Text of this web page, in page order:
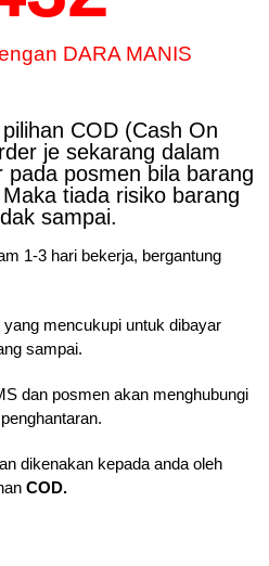
DARA MANIS
COD (Cash On
je sekarang dalam
posmen bila barang
tiada risiko barang
sampai.
1-3 hari bekerja, bergantung
mencukupi untuk dibayar
sampai.
dan posmen akan menghubungi
dikenakan kepada anda oleh
COD.